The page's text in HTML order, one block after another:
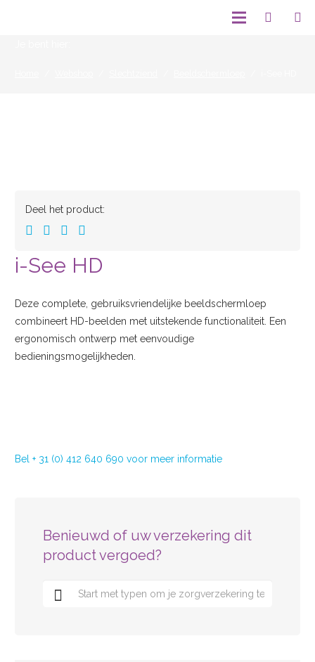
Deel het product:
i-See HD
Deze complete, gebruiksvriendelijke beeldschermloep
combineert HD-beelden met uitstekende functionaliteit. Een
ergonomisch ontwerp met eenvoudige
bedieningsmogelijkheden.
Bel + 31 (0) 412 640 690 voor meer informatie
Benieuwd of uw verzekering dit
product vergoed?